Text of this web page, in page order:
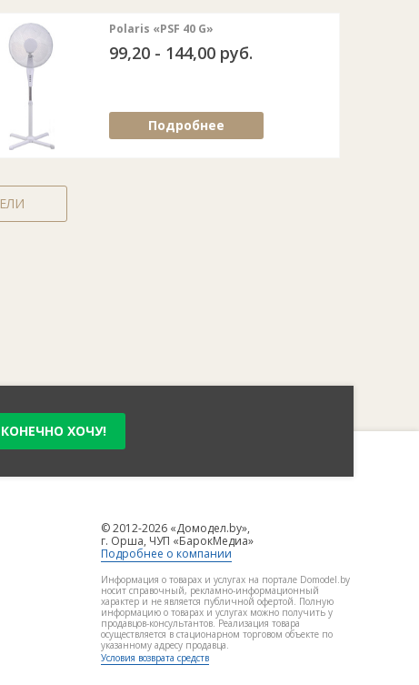
Polaris «PSF 40 G»
99,20 - 144,00 руб.
Подробнее
КОНЕЧНО ХОЧУ!
© 2012-2026 «Домодел.by»,
г. Орша, ЧУП «БарокМедиа»
Подробнее о компании
Информация о товарах и услугах на портале Domodel.by
носит справочный, рекламно-информационный
характер и не является публичной офертой. Полную
информацию о товарах и услугах можно получить у
продавцов-консультантов. Реализация товара
осуществляется в стационарном торговом объекте по
указанному адресу продавца.
Условия возврата средств